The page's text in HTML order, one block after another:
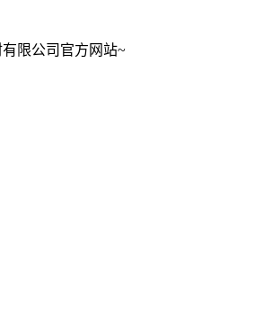
限公司官方网站~